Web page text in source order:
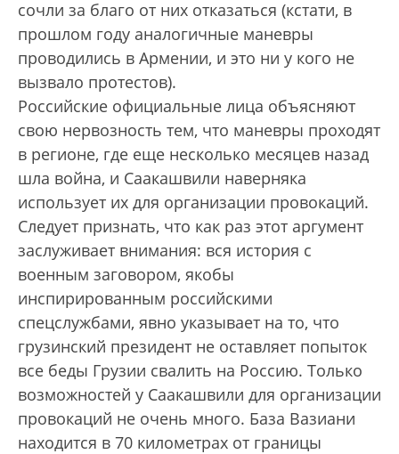
сочли за благо от них отказаться (кстати, в
прошлом году аналогичные маневры
проводились в Армении, и это ни у кого не
вызвало протестов).
Российские официальные лица объясняют
свою нервозность тем, что маневры проходят
в регионе, где еще несколько месяцев назад
шла война, и Саакашвили наверняка
использует их для организации провокаций.
Следует признать, что как раз этот аргумен­т
заслуживает внимания: вся история с
военным заговором, якобы
инспирированным российскими
спецслужбами, явно указывает на то, что
грузинский президент не оставляет попыток
все беды Грузии свалить на Россию. Только
возможностей у Саакашвили для организации
провокаций не очень много. База Вазиани
находится в 70 километрах от границы